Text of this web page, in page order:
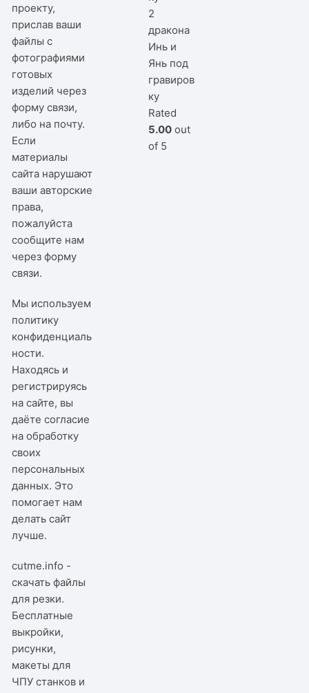
проекту,
прислав ваши
файлы с
фотографиями
готовых
изделий через
форму связи,
либо на почту.
Если
материалы
сайта нарушают
ваши авторские
права,
пожалуйста
сообщите нам
черезформу
связи.
Мы используем
политику
конфиденциаль
ности.
Находясь и
регистрируясь
на сайте, вы
даёте согласие
на обработку
своих
персональных
данных. Это
помогает нам
делать сайт
лучше.
2
дракона
Инь и
Янь под
гравиров
ку
Rated
5.00 out
of 5
cutme.info -
скачать файлы
для резки.
Бесплатные
выкройки,
рисунки,
макеты для
ЧПУ станков и